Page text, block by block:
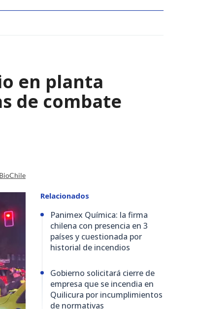
en planta
de combate
Relacionados
Panimex Química: la firma
chilena con presencia en 3
países y cuestionada por
historial de incendios
Gobierno solicitará cierre de
empresa que se incendia en
Quilicura por incumplimientos
de normativas